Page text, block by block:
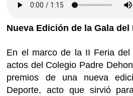
Nueva Edición de la Gala del
En el marco de la II Feria
actos del Colegio Padre
premios de una nueva
Deporte, acto que sirvió